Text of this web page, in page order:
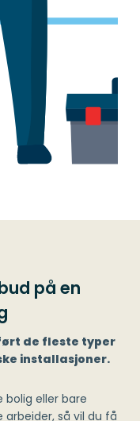
på en
de fleste typer
installasjoner.
bolig eller bare
så vil du få